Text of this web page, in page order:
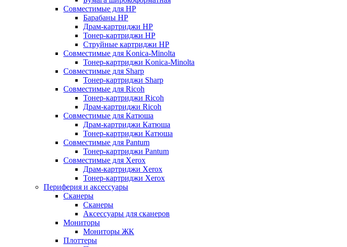
Совместимые для HP
Барабаны HP
Драм-картриджи HP
Тонер-картриджи HP
Струйные картриджи HP
Совместимые для Konica-Minolta
Тонер-картриджи Konica-Minolta
Совместимые для Sharp
Тонер-картриджи Sharp
Совместимые для Ricoh
Тонер-картриджи Ricoh
Драм-картриджи Ricoh
Совместимые для Катюша
Драм-картриджи Катюша
Тонер-картриджи Катюша
Совместимые для Pantum
Тонер-картриджи Pantum
Совместимые для Xerox
Драм-картриджи Xerox
Тонер-картриджи Xerox
Периферия и аксессуары
Сканеры
Сканеры
Аксессуары для сканеров
Мониторы
Мониторы ЖК
Плоттеры